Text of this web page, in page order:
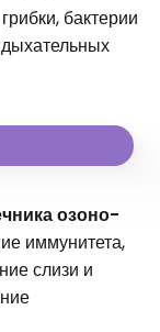
бактерии
озоно-
иммунитета,
слизи и